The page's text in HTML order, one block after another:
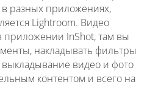
разных приложениях,
Lightroom. Видео
приложении InShot, там вы
накладывать фильтры
видео и фото
контентом и всего на